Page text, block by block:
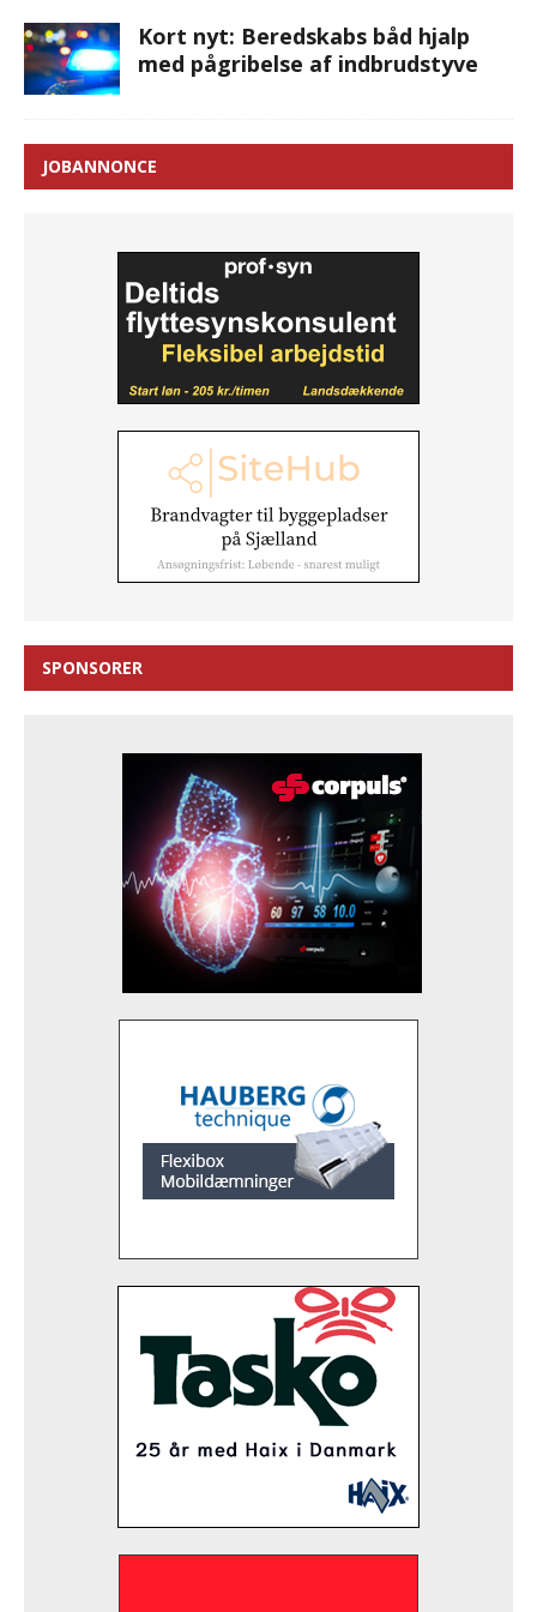
Kort nyt: Beredskabs båd hjalp
med pågribelse af indbrudstyve
JOBANNONCE
SPONSORER